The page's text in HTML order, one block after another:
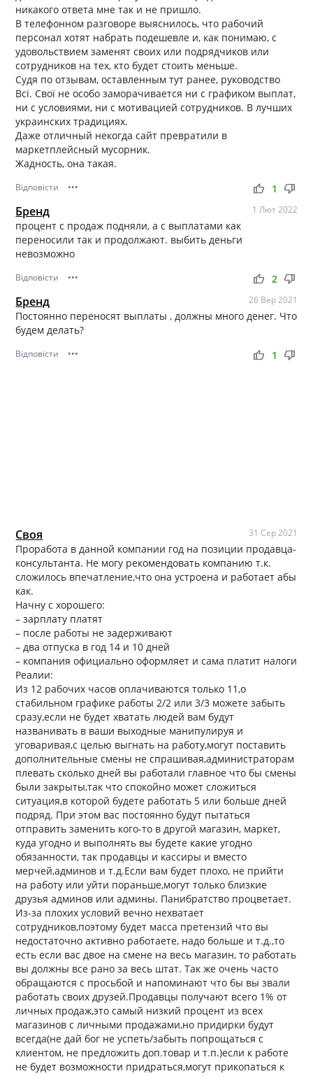
никакого ответа мне так и не пришло.
В телефонном разговоре выяснилось, что рабочий
персонал хотят набрать подешевле и, как понимаю, с
удовольствием заменят своих или подрядчиков или
сотрудников на тех, кто будет стоить меньше.
Судя по отзывам, оставленным тут ранее, руководство
Всі. Свої не особо заморачивается ни с графиком выплат,
ни с условиями, ни с мотивацией сотрудников. В лучших
украинских традициях.
Даже отличный некогда сайт превратили в
маркетплейсный мусорник.
Жадность, она такая.
Відповісти ••• thumb_up thumb_down
1
Бренд 1 Лют 2022
процент с продаж подняли, а с выплатами как
переносили так и продолжают. выбить деньги
невозможно
Відповісти ••• thumb_up thumb_down
2
Бренд 26 Вер 2021
Постоянно переносят выплаты , должны много денег. Что
будем делать?
Відповісти ••• thumb_up thumb_down
1
Своя 31 Сер 2021
Проработа в данной компании год на позиции продавца-
консультанта. Не могу рекомендовать компанию т.к.
сложилось впечатление,что она устроена и работает абы
как.
Начну с хорошего:
– зарплату платят
– после работы не задерживают
– два отпуска в год 14 и 10 дней
– компания официально оформляет и сама платит налоги
Реалии:
Из 12 рабочих часов оплачиваются только 11,о
стабильном графике работы 2/2 или 3/3 можете забыть
сразу,если не будет хватать людей вам будут
названивать в ваши выходные манипулируя и
уговаривая,с целью выгнать на работу,могут поставить
дополнительные смены не спрашивая,администраторам
плевать сколько дней вы работали главное что бы смены
были закрыты,так что спокойно может сложиться
ситуация,в которой будете работать 5 или больше дней
подряд. При этом вас постоянно будут пытаться
отправить заменить кого-то в другой магазин, маркет,
куда угодно и выполнять вы будете какие угодно
обязанности, так продавцы и кассиры и вместо
мерчей,админов и т.д.Если вам будет плохо, не прийти
на работу или уйти пораньше,могут только близкие
друзья админов или админы. Панибратство процветает.
Из-за плохих условий вечно нехватает
сотрудников,поэтому будет масса претензий что вы
недостаточно активно работаете, надо больше и т.д.,то
есть если вас двое на смене на весь магазин, то работать
вы должны все рано за весь штат. Так же очень часто
обращаются с просьбой и напоминают что бы вы звали
работать своих друзей.Продавцы получают всего 1% от
личных продаж,это самый низкий процент из всех
магазинов с личными продажами,но придирки будут
всегда(не дай бог не успеть/забыть попрощаться с
клиентом, не предложить доп.товар и т.п.)если к работе
не будет возможности придраться,могут прикопаться к